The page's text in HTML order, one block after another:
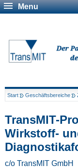
Menu
Start Geschäftsbereiche
TransMIT-
Wirkstoff-
c/o TransMIT GmbH